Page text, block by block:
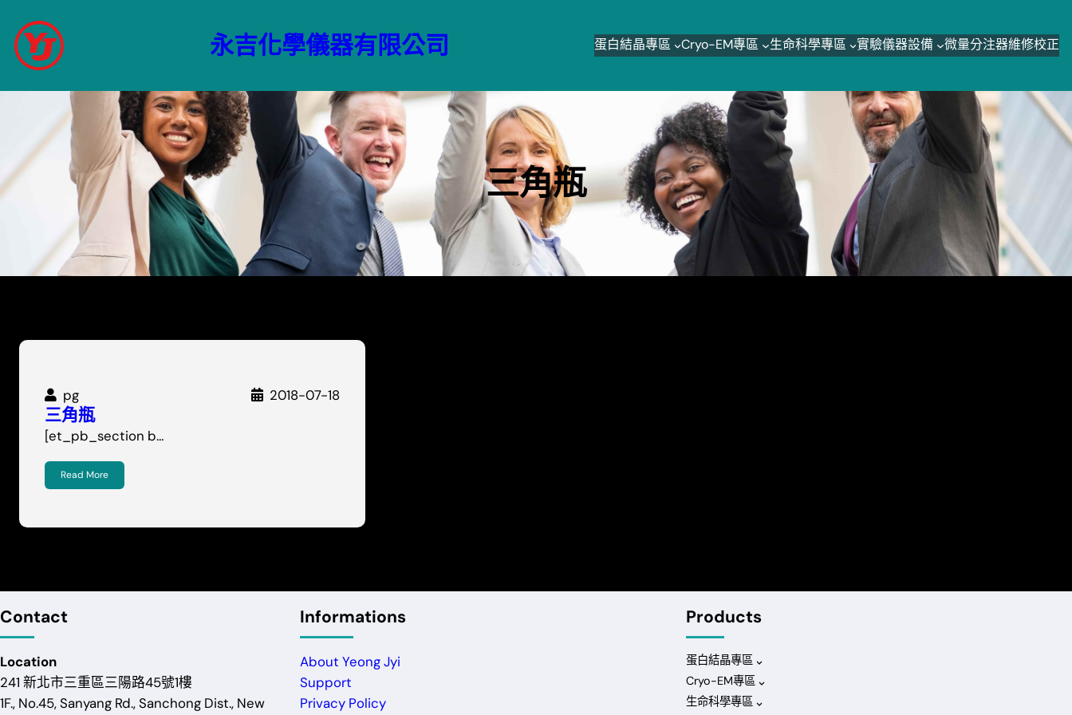
內
永吉化學儀器有限公司 蛋白結晶專區 Cryo-EM專區 生命科學專區 實驗儀器設備 微量分注器維修校正
三角瓶
pg 2018-07-18
三角瓶
[et_pb_section b…
Read More
Contact
Location
241 新北市三重區三陽路45號1樓
1F., No.45, Sanyang Rd., Sanchong Dist., New
Informations
About Yeong Jyi
Support
Privacy Policy
Products
蛋白結晶專區
Cryo-EM專區
生命科學專區